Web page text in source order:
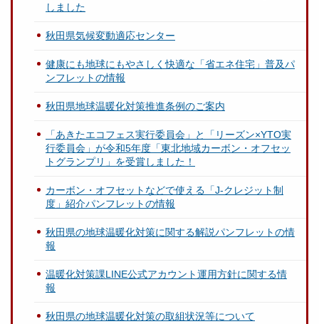
しました
秋田県気候変動適応センター
健康にも地球にもやさしく快適な「省エネ住宅」普及パ
ンフレットの情報
秋田県地球温暖化対策推進条例のご案内
「あきたエコフェス実行委員会」と「リーズン×YTO実
行委員会」が令和5年度「東北地域カーボン・オフセッ
トグランプリ」を受賞しました！
カーボン・オフセットなどで使える「J-クレジット制
度」紹介パンフレットの情報
秋田県の地球温暖化対策に関する解説パンフレットの情
報
温暖化対策課LINE公式アカウント運用方針に関する情
報
秋田県の地球温暖化対策の取組状況等について